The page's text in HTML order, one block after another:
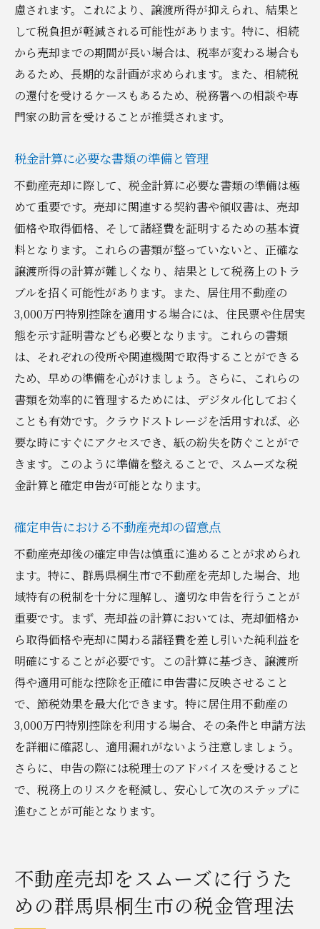
慮されます。これにより、譲渡所得が抑えられ、結果と
して税負担が軽減される可能性があります。特に、相続
から売却までの期間が長い場合は、税率が変わる場合も
あるため、長期的な計画が求められます。また、相続税
の還付を受けるケースもあるため、税務署への相談や専
門家の助言を受けることが推奨されます。
税金計算に必要な書類の準備と管理
不動産売却に際して、税金計算に必要な書類の準備は極
めて重要です。売却に関連する契約書や領収書は、売却
価格や取得価格、そして諸経費を証明するための基本資
料となります。これらの書類が整っていないと、正確な
譲渡所得の計算が難しくなり、結果として税務上のトラ
ブルを招く可能性があります。また、居住用不動産の
3,000万円特別控除を適用する場合には、住民票や住居実
態を示す証明書なども必要となります。これらの書類
は、それぞれの役所や関連機関で取得することができる
ため、早めの準備を心がけましょう。さらに、これらの
書類を効率的に管理するためには、デジタル化しておく
ことも有効です。クラウドストレージを活用すれば、必
要な時にすぐにアクセスでき、紙の紛失を防ぐことがで
きます。このように準備を整えることで、スムーズな税
金計算と確定申告が可能となります。
確定申告における不動産売却の留意点
不動産売却後の確定申告は慎重に進めることが求められ
ます。特に、群馬県桐生市で不動産を売却した場合、地
域特有の税制を十分に理解し、適切な申告を行うことが
重要です。まず、売却益の計算においては、売却価格か
ら取得価格や売却に関わる諸経費を差し引いた純利益を
明確にすることが必要です。この計算に基づき、譲渡所
得や適用可能な控除を正確に申告書に反映させること
で、節税効果を最大化できます。特に居住用不動産の
3,000万円特別控除を利用する場合、その条件と申請方法
を詳細に確認し、適用漏れがないよう注意しましょう。
さらに、申告の際には税理士のアドバイスを受けること
で、税務上のリスクを軽減し、安心して次のステップに
進むことが可能となります。
不動産売却をスムーズに行うた
めの群馬県桐生市の税金管理法